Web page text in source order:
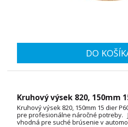
DO
Kruhový výsek 820, 150mm
Kruhový výsek 820, 150mm 15 dier
pre profesionálne náročné potreby.
vhodná pre suché brúsenie v